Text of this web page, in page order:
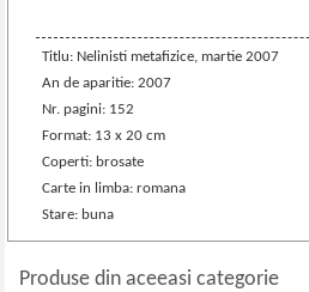
Titlu: Nelinisti metafizice, martie 2007
An de aparitie: 2007
Nr. pagini: 152
Format: 13 x 20 cm
Coperti: brosate
Carte in limba: romana
Stare: buna
Produse din aceeasi categorie